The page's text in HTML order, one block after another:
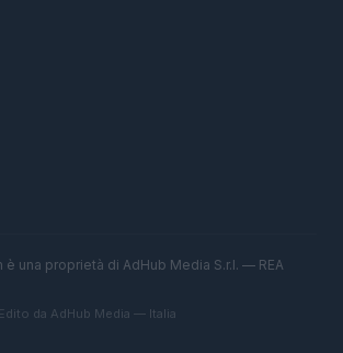
una proprietà di AdHub Media S.r.l. — REA
da AdHub Media — Italia